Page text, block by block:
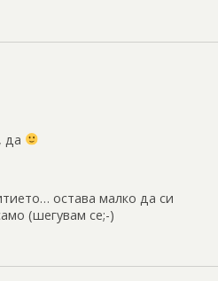
да
остава малко да си
(шегувам се;-)